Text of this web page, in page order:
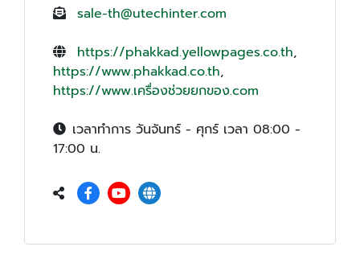
sale-th@utechinter.com
https://phakkad.yellowpages.co.th,
https://www.phakkad.co.th,
https://www.เครื่องช่วยยกของ.com
เวลาทำการ วันจันทร์ - ศุกร์ เวลา 08:00 -
17:00 น.